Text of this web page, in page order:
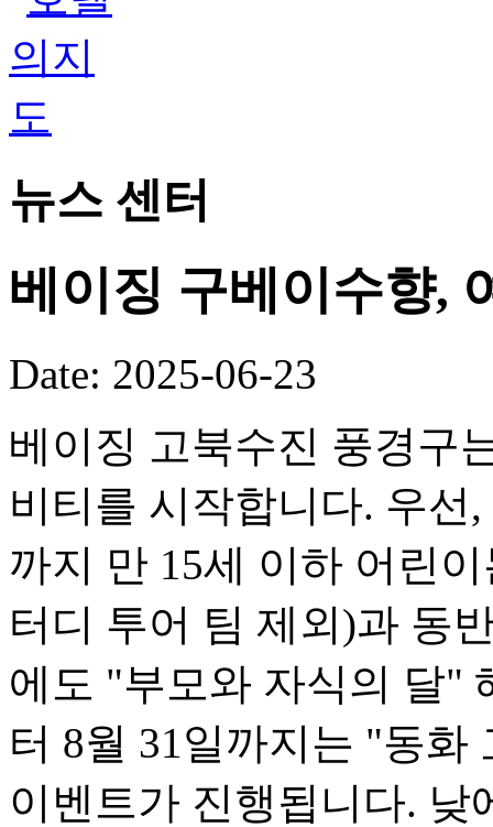
뉴스 센터
베이징 구베이수향,
Date: 2025-06-23
베이징 고북수진 풍경구
비티를 시작합니다. 우선
까지 만 15세 이하 어린
터디 투어 팀 제외)과 동
에도 "부모와 자식의 달"
터 8월 31일까지는 "동
이벤트가 진행됩니다.